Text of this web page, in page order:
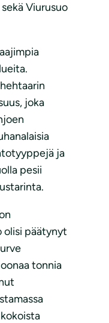
Viurusuo
joka
ja
pesii
olisi päätynyt
tonnia